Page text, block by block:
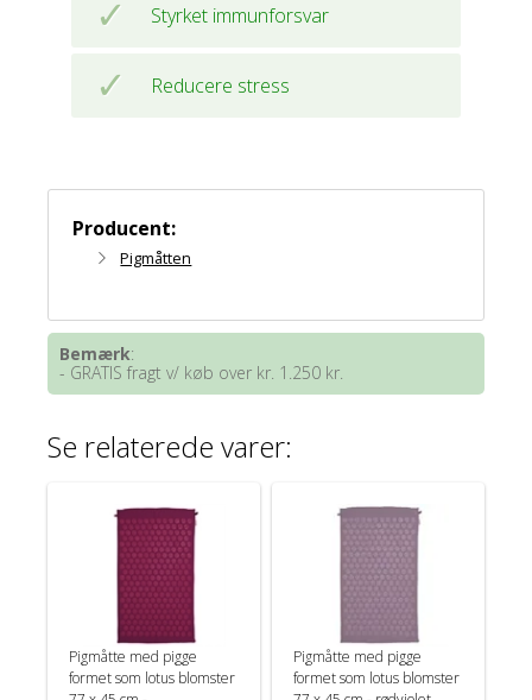
Styrket immunforsvar
Reducere stress
Producent:
Pigmåtten
Bemærk:
- GRATIS fragt v/ køb over kr. 1.250 kr.
Se relaterede varer:
Pigmåtte med pigge
formet som lotus blomster
Pigmåtte med pigge
formet som lotus blomster